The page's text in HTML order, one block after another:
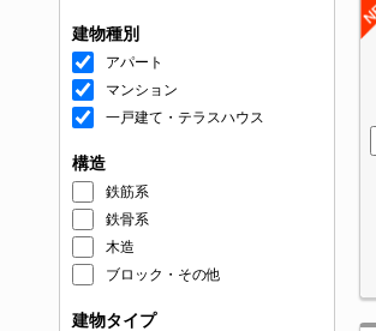
建物種別
アパート
マンション
一戸建て・テラスハウス
構造
鉄筋系
鉄骨系
木造
ブロック・その他
建物タイプ